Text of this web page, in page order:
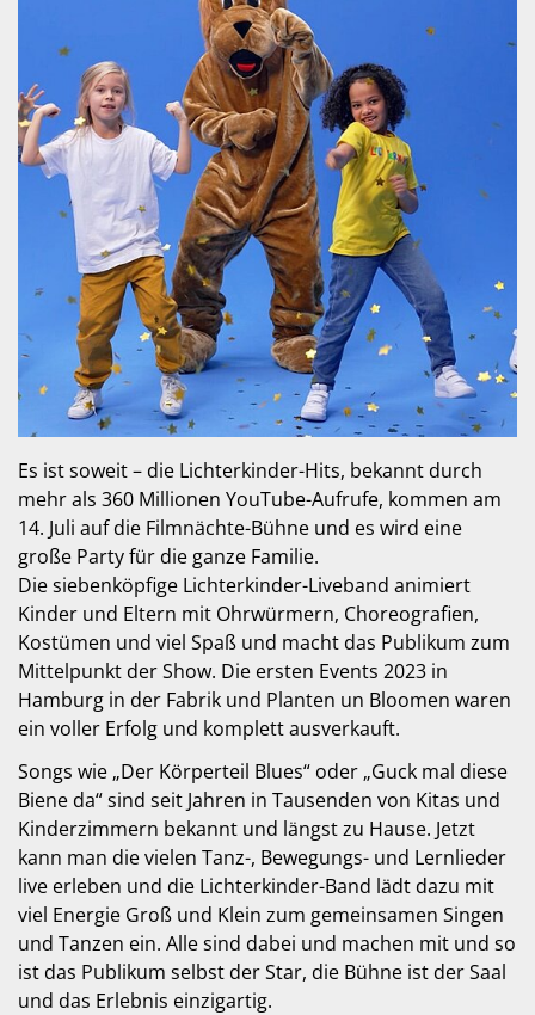
Es ist soweit – die Lichterkinder-Hits, bekannt durch
mehr als 360 Millionen YouTube-Aufrufe, kommen am
14. Juli auf die Filmnächte-Bühne und es wird eine
große Party für die ganze Familie.
Die siebenköpfige Lichterkinder-Liveband animiert
Kinder und Eltern mit Ohrwürmern, Choreografien,
Kostümen und viel Spaß und macht das Publikum zum
Mittelpunkt der Show. Die ersten Events 2023 in
Hamburg in der Fabrik und Planten un Bloomen waren
ein voller Erfolg und komplett ausverkauft.
Songs wie „Der Körperteil Blues“ oder „Guck mal diese
Biene da“ sind seit Jahren in Tausenden von Kitas und
Kinderzimmern bekannt und längst zu Hause. Jetzt
kann man die vielen Tanz-, Bewegungs- und Lernlieder
live erleben und die Lichterkinder-Band lädt dazu mit
viel Energie Groß und Klein zum gemeinsamen Singen
und Tanzen ein. Alle sind dabei und machen mit und so
ist das Publikum selbst der Star, die Bühne ist der Saal
und das Erlebnis einzigartig.